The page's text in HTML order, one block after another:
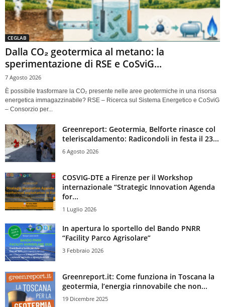
CEGLAB
Dalla CO₂ geotermica al metano: la
sperimentazione di RSE e CoSviG...
7 Agosto 2026
È possibile trasformare la CO₂ presente nelle aree geotermiche in una risorsa
energetica immagazzinabile? RSE – Ricerca sul Sistema Energetico e CoSviG
– Consorzio per...
Greenreport: Geotermia, Belforte rinasce col
teleriscaldamento: Radicondoli in festa il 23...
6 Agosto 2026
COSVIG-DTE a Firenze per il Workshop
internazionale “Strategic Innovation Agenda
for...
1 Luglio 2026
In apertura lo sportello del Bando PNRR
“Facility Parco Agrisolare”
3 Febbraio 2026
Greenreport.it: Come funziona in Toscana la
geotermia, l’energia rinnovabile che non...
19 Dicembre 2025